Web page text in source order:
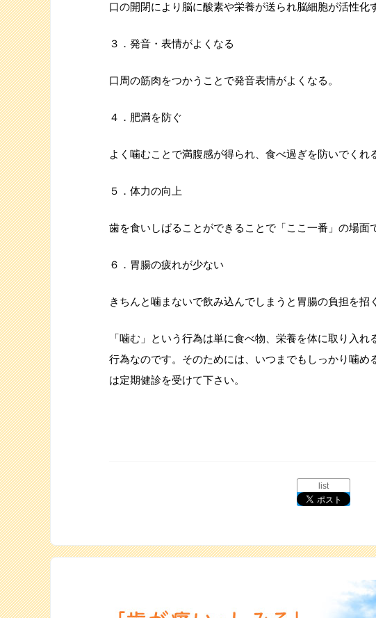
口の開閉により脳に酸素や栄養が送られ脳細胞が活性化
３．発音・表情がよくなる
口周の筋肉をつかうことで発音表情がよくなる。
４．肥満を防ぐ
よく噛むことで満腹感が得られ、食べ過ぎを防いでくれ
５．体力の向上
歯を食いしばることができることで「ここ一番」の場面
６．胃腸の疲れが少ない
きちんと噛まないで飲み込んでしまうと胃腸の負担を招く
「噛む」という行為は単に食べ物、栄養を体に取り入
行為なのです。そのためには、いつまでもしっかり噛
は定期健診を受けて下さい。
list